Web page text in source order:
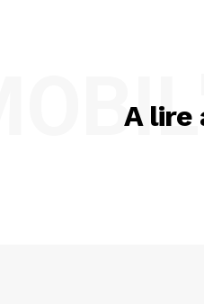
A lire